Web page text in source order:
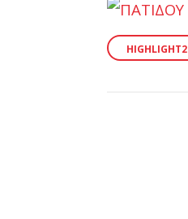
HIGHLIGHT2